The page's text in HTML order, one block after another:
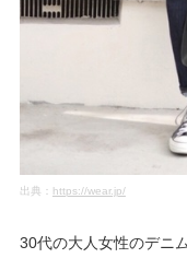
出典： https://wear.jp/
30代の大人女性のデニ